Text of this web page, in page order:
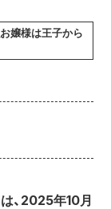
嬢様は王子から
、2025年10月